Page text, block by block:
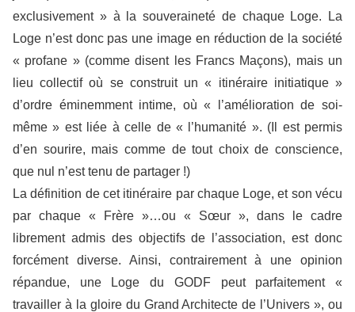
exclusivement » à la souveraineté de chaque Loge. La
Loge n’est donc pas une image en réduction de la société
« profane » (comme disent les Francs Maçons), mais un
lieu collectif où se construit un « itinéraire initiatique »
d’ordre éminemment intime, où « l’amélioration de soi-
même » est liée à celle de « l’humanité ». (Il est permis
d’en sourire, mais comme de tout choix de conscience,
que nul n’est tenu de partager !)
La définition de cet itinéraire par chaque Loge, et son vécu
par chaque « Frère »…ou « Sœur », dans le cadre
librement admis des objectifs de l’association, est donc
forcément diverse. Ainsi, contrairement à une opinion
répandue, une Loge du GODF peut parfaitement «
travailler à la gloire du Grand Architecte de l’Univers », ou